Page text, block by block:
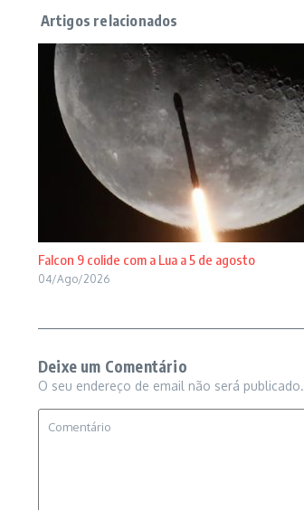
Falcon 9 colide com a Lua a 5 de agosto
04/Ago/2026
Deixe um Comentário
O seu endereço de email não será publicado.